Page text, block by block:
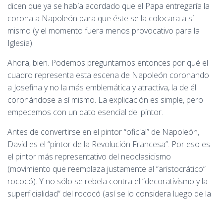
dicen que ya se había acordado que el Papa entregaría la
corona a Napoleón para que éste se la colocara a sí
mismo (y el momento fuera menos provocativo para la
Iglesia).
Ahora, bien. Podemos preguntarnos entonces por qué el
cuadro representa esta escena de Napoleón coronando
a Josefina y no la más emblemática y atractiva, la de él
coronándose a sí mismo. La explicación es simple, pero
empecemos con un dato esencial del pintor.
Antes de convertirse en el pintor “oficial” de Napoleón,
David es el “pintor de la Revolución Francesa”. Por eso es
el pintor más representativo del neoclasicismo
(movimiento que reemplaza justamente al “aristocrático”
rococó). Y no sólo se rebela contra el “decorativismo y la
superficialidad” del rococó (así se lo considera luego de la